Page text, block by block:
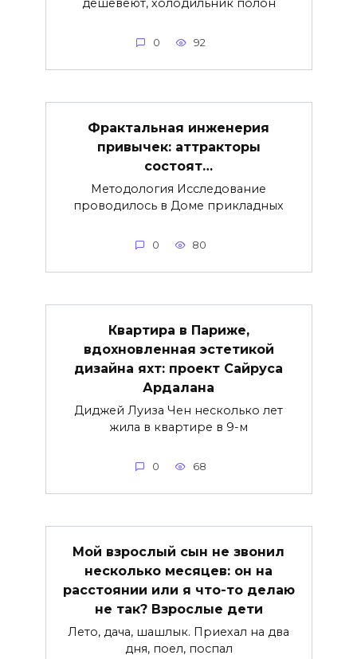
дешевеют, холодильник полон
0 92
Фрактальная инженерия
привычек: аттракторы
состоят…
Методология Исследование
проводилось в Доме прикладных
0 80
Квартира в Париже,
вдохновленная эстетикой
дизайна яхт: проект Сайруса
Ардалана
Диджей Луиза Чен несколько лет
жила в квартире в 9-м
0 68
Мой взрослый сын не звонил
несколько месяцев: он на
расстоянии или я что-то делаю
не так? Взрослые дети
Лето, дача, шашлык. Приехал на два
дня, поел, поспал